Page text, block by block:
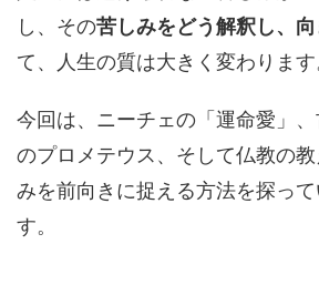
し、その苦しみをどう解釈し、
て、人生の質は大きく変わります
今回は、ニーチェの「運命愛」
のプロメテウス、そして仏教の
みを前向きに捉える方法を探っ
す。